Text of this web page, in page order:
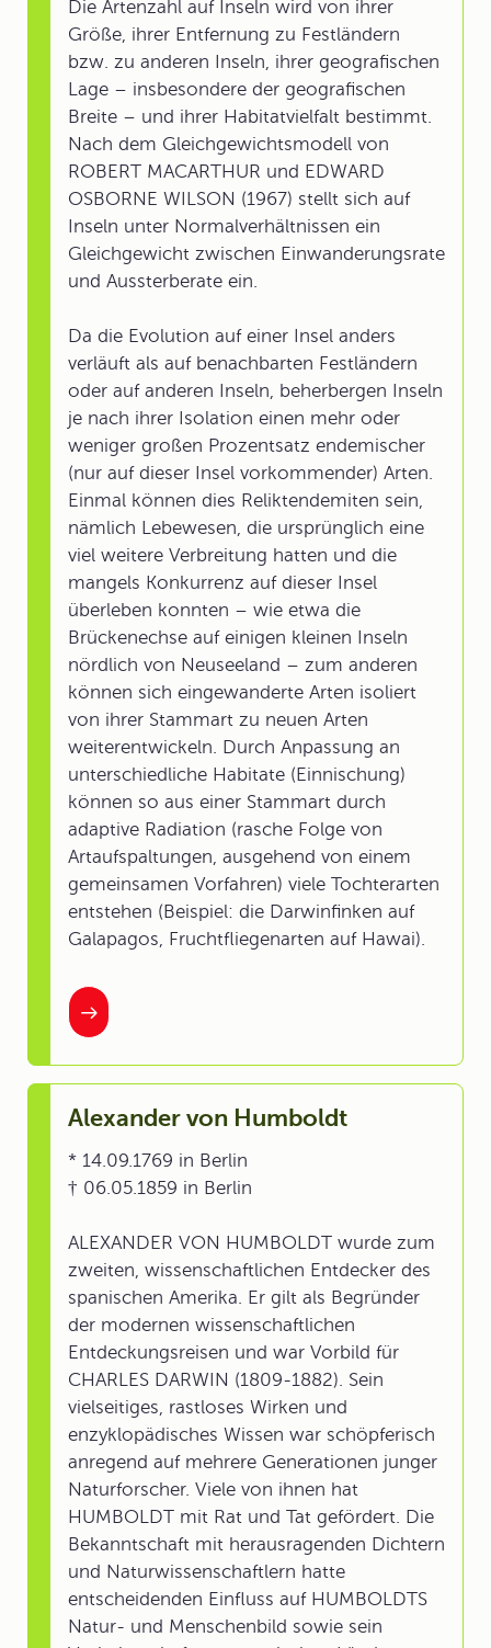
Die Artenzahl auf Inseln wird von ihrer
Größe, ihrer Entfernung zu Festländern
bzw. zu anderen Inseln, ihrer geografischen
Lage – insbesondere der geografischen
Breite – und ihrer Habitatvielfalt bestimmt.
Nach dem Gleichgewichtsmodell von
ROBERT MACARTHUR und EDWARD
OSBORNE WILSON (1967) stellt sich auf
Inseln unter Normalverhältnissen ein
Gleichgewicht zwischen Einwanderungsrate
und Aussterberate ein.
Da die Evolution auf einer Insel anders
verläuft als auf benachbarten Festländern
oder auf anderen Inseln, beherbergen Inseln
je nach ihrer Isolation einen mehr oder
weniger großen Prozentsatz endemischer
(nur auf dieser Insel vorkommender) Arten.
Einmal können dies Reliktendemiten sein,
nämlich Lebewesen, die ursprünglich eine
viel weitere Verbreitung hatten und die
mangels Konkurrenz auf dieser Insel
überleben konnten – wie etwa die
Brückenechse auf einigen kleinen Inseln
nördlich von Neuseeland – zum anderen
können sich eingewanderte Arten isoliert
von ihrer Stammart zu neuen Arten
weiterentwickeln. Durch Anpassung an
unterschiedliche Habitate (Einnischung)
können so aus einer Stammart durch
adaptive Radiation (rasche Folge von
Artaufspaltungen, ausgehend von einem
gemeinsamen Vorfahren) viele Tochterarten
entstehen (Beispiel: die Darwinfinken auf
Galapagos, Fruchtfliegenarten auf Hawai).
Alexander von Humboldt
* 14.09.1769 in Berlin
† 06.05.1859 in Berlin
ALEXANDER VON HUMBOLDT wurde zum
zweiten, wissenschaftlichen Entdecker des
spanischen Amerika. Er gilt als Begründer
der modernen wissenschaftlichen
Entdeckungsreisen und war Vorbild für
CHARLES DARWIN (1809-1882). Sein
vielseitiges, rastloses Wirken und
enzyklopädisches Wissen war schöpferisch
anregend auf mehrere Generationen junger
Naturforscher. Viele von ihnen hat
HUMBOLDT mit Rat und Tat gefördert. Die
Bekanntschaft mit herausragenden Dichtern
und Naturwissenschaftlern hatte
entscheidenden Einfluss auf HUMBOLDTS
Natur- und Menschenbild sowie sein